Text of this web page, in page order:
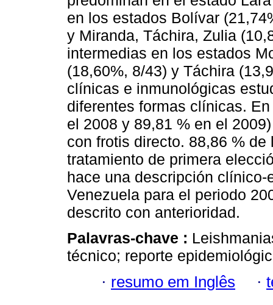
en los estados Bolívar
y Miranda, Táchira, Zulia
intermedias en los estados
(18,60%, 8/43) y Táchira
clínicas e inmunológicas
diferentes formas clínicas.
el 2008 y 89,81 % en el
con frotis directo. 88,86 %
tratamiento de primera
hace una descripción
Venezuela para el periodo
descrito con anterioridad.
Palavras-chave :
técnico; reporte
· resumo em Inglês ·